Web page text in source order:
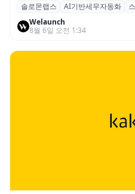
솔로몬랩스, 스트라
절세 전략 AI 에이전트
솔로몬랩스 AI기반세무자동화
Welaunch
8월 6일 오전 1:34